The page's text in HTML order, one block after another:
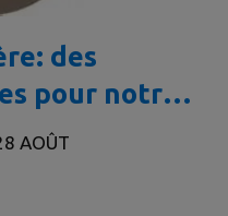
des
pour notre
AOÛT